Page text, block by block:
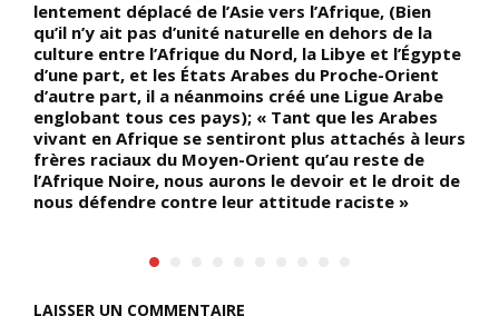
lentement déplacé de l’Asie vers l’Afrique, (Bien
qu’il n’y ait pas d’unité naturelle en dehors de la
culture entre l’Afrique du Nord, la Libye et l’Égypte
d’une part, et les États Arabes du Proche-Orient
d’autre part, il a néanmoins créé une Ligue Arabe
englobant tous ces pays); « Tant que les Arabes
vivant en Afrique se sentiront plus attachés à leurs
frères raciaux du Moyen-Orient qu’au reste de
l’Afrique Noire, nous aurons le devoir et le droit de
nous défendre contre leur attitude raciste »
LAISSER UN COMMENTAIRE